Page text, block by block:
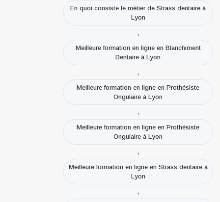
En quoi consiste le métier de Strass dentaire à
Lyon
,
Meilleure formation en ligne en Blanchiment
Dentaire à Lyon
,
Meilleure formation en ligne en Prothésiste
Ongulaire à Lyon
,
Meilleure formation en ligne en Prothésiste
Ongulaire à Lyon
,
Meilleure formation en ligne en Strass dentaire à
Lyon
,